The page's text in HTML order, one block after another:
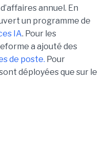
annuel. En
un programme de
IA. Pour les
a ajouté des
de poste. Pour
déployées que sur le